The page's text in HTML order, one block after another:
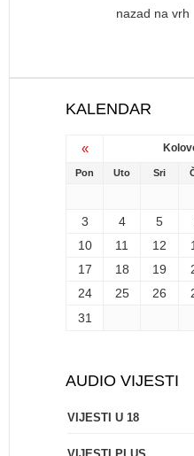
nazad na vrh
KALENDAR
«
Pon Uto Sri
3
4 5
10 11 12
17
18 19
24
25 26
31
AUDIO VIJESTI
VIJESTI U 18